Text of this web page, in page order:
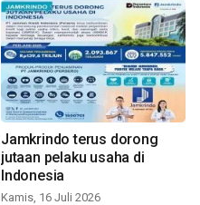
Jamkrindo terus dorong
jutaan pelaku usaha di
Indonesia
Kamis, 16 Juli 2026